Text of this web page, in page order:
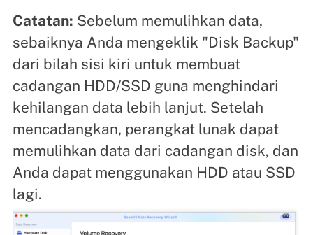
Catatan: Sebelum memulihkan data,
sebaiknya Anda mengeklik "Disk Backup"
dari bilah sisi kiri untuk membuat
cadangan HDD/SSD guna menghindari
kehilangan data lebih lanjut. Setelah
mencadangkan, perangkat lunak dapat
memulihkan data dari cadangan disk, dan
Anda dapat menggunakan HDD atau SSD
lagi.